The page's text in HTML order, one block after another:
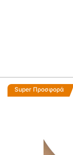
Super Προσφορά